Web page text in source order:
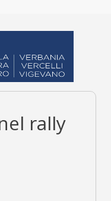
rally